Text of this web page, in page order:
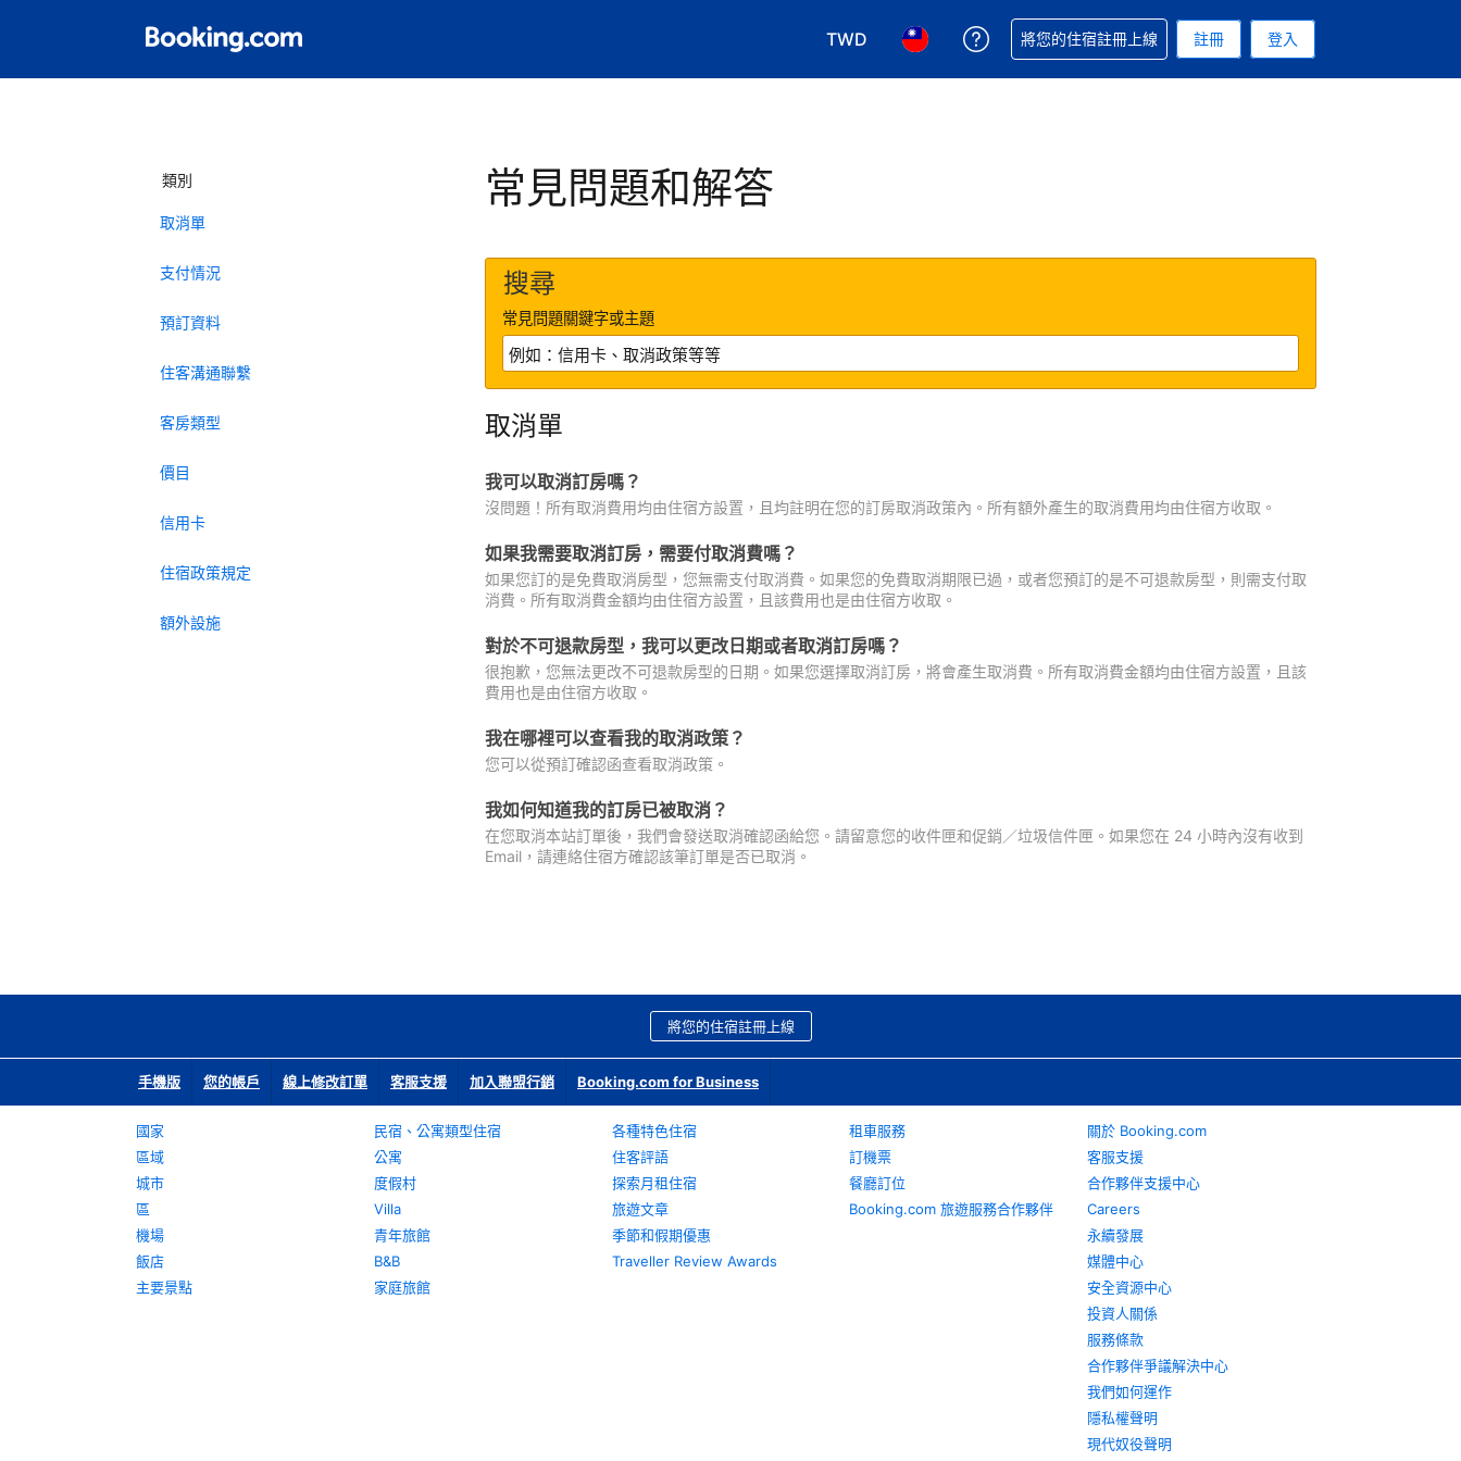
TWD
選擇您使用的幣別. 您現在所使用的幣別為新台幣
選擇您使用的語言. 您目前所選的語言是繁體中文
取得訂單相關協助
將您的住宿註冊上線 註冊 登入
類別
取消單
支付情況
預訂資料
住客溝通聯繫
客房類型
價目
信用卡
住宿政策規定
額外設施
常見問題和解答
搜尋
常見問題關鍵字或主題
取消單
我可以取消訂房嗎？
沒問題！所有取消費用均由住宿方設置，且均註明在您的訂房取消政策內。所有額外產生的取消費用均由住宿方收取。
如果我需要取消訂房，需要付取消費嗎？
如果您訂的是免費取消房型，您無需支付取消費。如果您的免費取消期限已過，或者您預訂的是不可退款房型，則需支付取
消費。所有取消費金額均由住宿方設置，且該費用也是由住宿方收取。
對於不可退款房型，我可以更改日期或者取消訂房嗎？
很抱歉，您無法更改不可退款房型的日期。如果您選擇取消訂房，將會產生取消費。所有取消費金額均由住宿方設置，且該
費用也是由住宿方收取。
我在哪裡可以查看我的取消政策？
您可以從預訂確認函查看取消政策。
我如何知道我的訂房已被取消？
在您取消本站訂單後，我們會發送取消確認函給您。請留意您的收件匣和促銷／垃圾信件匣。如果您在 24 小時內沒有收到
Email，請連絡住宿方確認該筆訂單是否已取消。
將您的住宿註冊上線
手機版 您的帳戶 線上修改訂單 客服支援 加入聯盟行銷 Booking.com for Business
國家
區域
城市
區
機場
飯店
主要景點
民宿、公寓類型住宿
公寓
度假村
Villa
青年旅館
B&B
家庭旅館
各種特色住宿
住客評語
探索月租住宿
旅遊文章
季節和假期優惠
Traveller Review Awards
租車服務
訂機票
餐廳訂位
Booking.com 旅遊服務合作夥伴
關於 Booking.com
客服支援
合作夥伴支援中心
Careers
永續發展
媒體中心
安全資源中心
投資人關係
服務條款
合作夥伴爭議解決中心
我們如何運作
隱私權聲明
現代奴役聲明